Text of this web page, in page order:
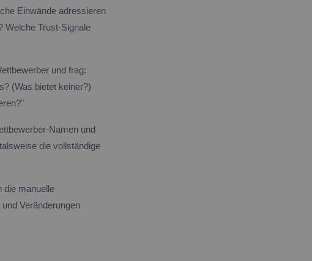
Einwände adressieren
Welche Trust-Signale
und frag:
(Was bietet keiner?)
Namen und
die vollständige
die manuelle
Veränderungen